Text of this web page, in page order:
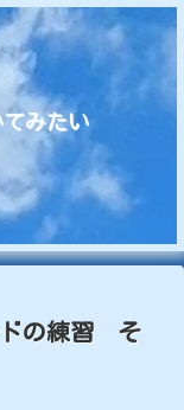
みたい
ドの練習 そ